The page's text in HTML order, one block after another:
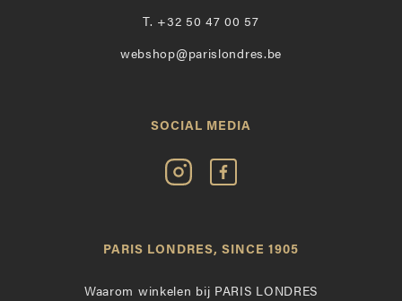
T. +32 50 47 00 57
webshop@parislondres.be
SOCIAL MEDIA
Volg
Paris
Instagram
Vind
op
PARIS LONDRES, SINCE 1905
Waarom winkelen bij PARIS LONDRES